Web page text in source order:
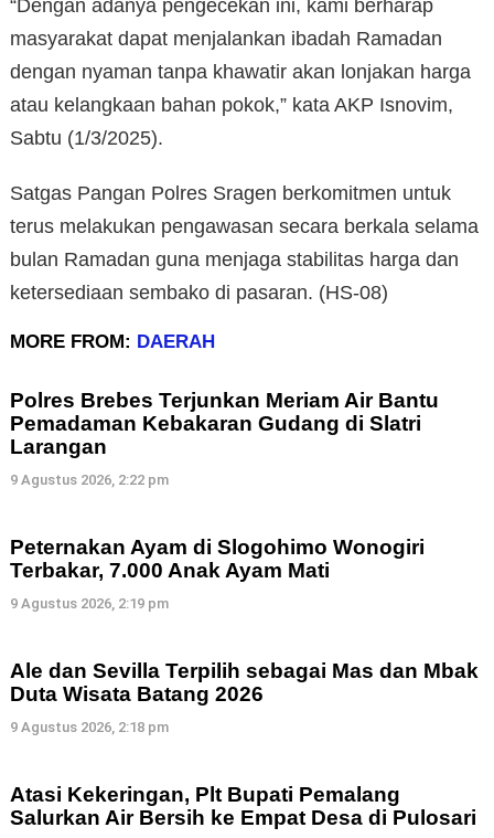
“Dengan adanya pengecekan ini, kami berharap
masyarakat dapat menjalankan ibadah Ramadan
dengan nyaman tanpa khawatir akan lonjakan harga
atau kelangkaan bahan pokok,” kata AKP Isnovim,
Sabtu (1/3/2025).
Satgas Pangan Polres Sragen berkomitmen untuk
terus melakukan pengawasan secara berkala selama
bulan Ramadan guna menjaga stabilitas harga dan
ketersediaan sembako di pasaran. (HS-08)
MORE FROM: DAERAH
Polres Brebes Terjunkan Meriam Air Bantu
Pemadaman Kebakaran Gudang di Slatri
Larangan
9 Agustus 2026, 2:22 pm
Peternakan Ayam di Slogohimo Wonogiri
Terbakar, 7.000 Anak Ayam Mati
9 Agustus 2026, 2:19 pm
Ale dan Sevilla Terpilih sebagai Mas dan Mbak
Duta Wisata Batang 2026
9 Agustus 2026, 2:18 pm
Atasi Kekeringan, Plt Bupati Pemalang
Salurkan Air Bersih ke Empat Desa di Pulosari